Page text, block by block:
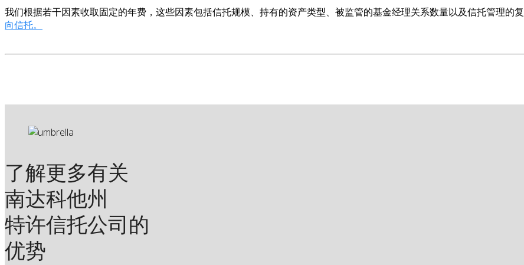
我们根据若干因素收取固定的年费，这些因素包括信托规模、持有的资产类型、被监管的基金经理关系数量以及信托管理的
向信托。
了解更多有关
南达科他州
特许信托公司的
优势